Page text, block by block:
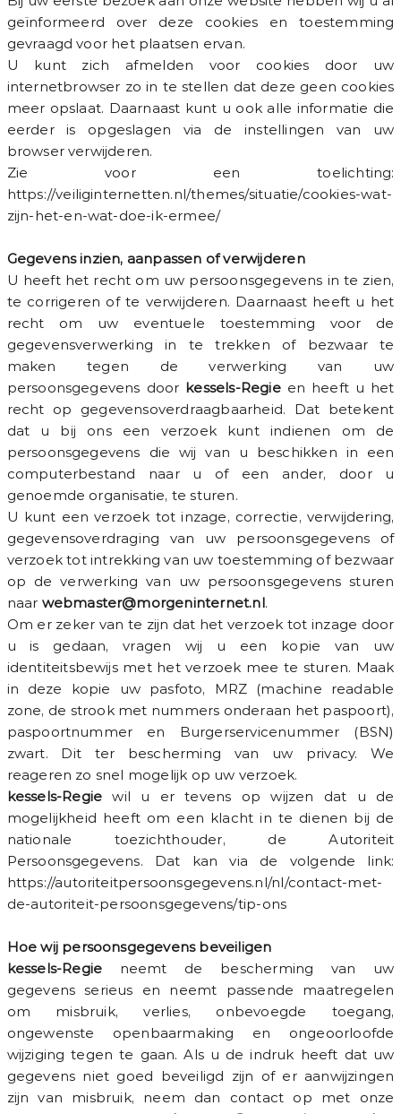
geïnformeerd over deze cookies en toestemming
gevraagd voor het plaatsen ervan.
U kunt zich afmelden voor cookies door uw
internetbrowser zo in te stellen dat deze geen cookies
meer opslaat. Daarnaast kunt u ook alle informatie die
eerder is opgeslagen via de instellingen van uw
browser verwijderen.
Zie voor een toelichting:
https://veiliginternetten.nl/themes/situatie/cookies-wat-
zijn-het-en-wat-doe-ik-ermee/
Gegevens inzien, aanpassen of verwijderen
U heeft het recht om uw persoonsgegevens in te zien,
te corrigeren of te verwijderen. Daarnaast heeft u het
recht om uw eventuele toestemming voor de
gegevensverwerking in te trekken of bezwaar te
maken tegen de verwerking van uw
persoonsgegevens door kessels-Regieen heeft u het
recht op gegevensoverdraagbaarheid. Dat betekent
dat u bij ons een verzoek kunt indienen om de
persoonsgegevens die wij van u beschikken in een
computerbestand naar u of een ander, door u
genoemde organisatie, te sturen.
U kunt een verzoek tot inzage, correctie, verwijdering,
gegevensoverdraging van uw persoonsgegevens of
verzoek tot intrekking van uw toestemming of bezwaar
op de verwerking van uw persoonsgegevens sturen
naar webmaster@morgeninternet.nl.
Om er zeker van te zijn dat het verzoek tot inzage door
u is gedaan, vragen wij u een kopie van uw
identiteitsbewijs met het verzoek mee te sturen. Maak
in deze kopie uw pasfoto, MRZ (machine readable
zone, de strook met nummers onderaan het paspoort),
paspoortnummer en Burgerservicenummer (BSN)
zwart. Dit ter bescherming van uw privacy. We
reageren zo snel mogelijk op uw verzoek.
kessels-Regie wil u er tevens op wijzen dat u de
mogelijkheid heeft om een klacht in te dienen bij de
nationale toezichthouder, de Autoriteit
Persoonsgegevens. Dat kan via de volgende link:
https://autoriteitpersoonsgegevens.nl/nl/contact-met-
de-autoriteit-persoonsgegevens/tip-ons
Hoe wij persoonsgegevens beveiligen
kessels-Regie neemt de bescherming van uw
gegevens serieus en neemt passende maatregelen
om misbruik, verlies, onbevoegde toegang,
ongewenste openbaarmaking en ongeoorloofde
wijziging tegen te gaan. Als u de indruk heeft dat uw
gegevens niet goed beveiligd zijn of er aanwijzingen
zijn van misbruik, neem dan contact op met onze